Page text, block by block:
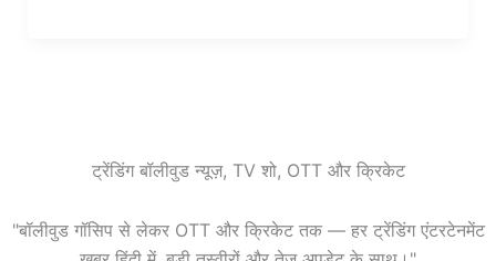
ट्रेंडिंग बॉलीवुड न्यूज़, TV शो, OTT और क्रिकेट
"बॉलीवुड गॉसिप से लेकर OTT और क्रिकेट तक — हर ट्रेंडिंग एंटरटेनमेंट